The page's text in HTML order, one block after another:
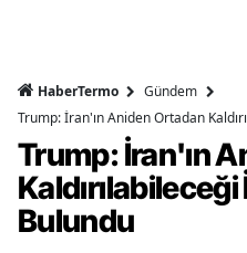
HaberTermo
Gündem
Trump: İran'ın Aniden Ortadan
Trump: İran'ın
Bulundu